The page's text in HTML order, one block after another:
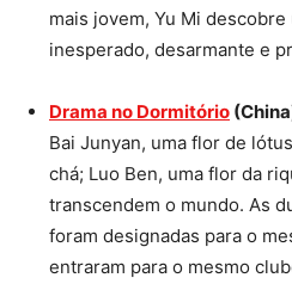
mais jovem, Yu Mi
inesperado, desarmante e
Drama no Dormitório
Bai Junyan, uma flor de
chá; Luo Ben, uma flor da
transcendem o mundo. As
foram designadas para o
entraram para o mesmo